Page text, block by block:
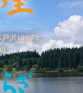
沢199-70